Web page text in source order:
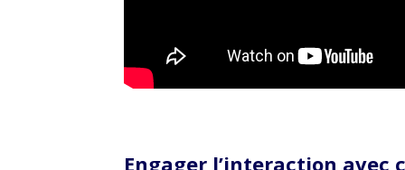
Engager l’interaction avec